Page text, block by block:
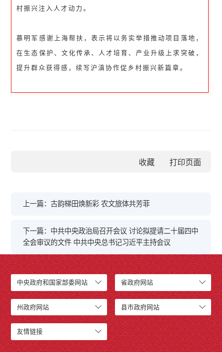
村振兴注入人才动力。
慕明军感谢上海帮扶，表示将以务实举措推动项目落地，
在生态保护、文化传承、人才培育、产业升级上求突破，
提升群众获得感，续写沪滇协作促乡村振兴新篇章。
收藏
上一篇：古韵梯田焕新彩 农文旅体共芳菲
下一篇：中共中央政治局召开会议 讨论拟提请二十届四中
全会审议的文件 中共中央总书记习近平主持会议
中央政府和国家部委网站 省政府网站
州政府网站 县市政府网站
友情链接